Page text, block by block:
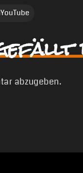
YouTube
abzugeben.